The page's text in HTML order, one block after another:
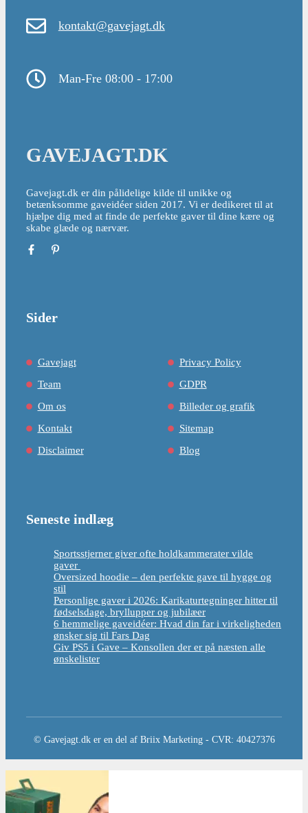
kontakt@gavejagt.dk
Man-Fre 08:00 - 17:00
GAVEJAGT.DK
Gavejagt.dk er din pålidelige kilde til unikke og
betænksomme gaveidéer siden 2017. Vi er dedikeret til at
hjælpe dig med at finde de perfekte gaver til dine kære og
skabe glæde og nærvær.
Sider
Gavejagt
Team
Om os
Kontakt
Disclaimer
Privacy Policy
GDPR
Billeder og grafik
Sitemap
Blog
Seneste indlæg
Sportsstjerner giver ofte holdkammerater vilde
gaver
Oversized hoodie – den perfekte gave til hygge og
stil
Personlige gaver i 2026: Karikaturtegninger hitter til
fødselsdage, bryllupper og jubilæer
6 hemmelige gaveidéer: Hvad din far i virkeligheden
ønsker sig til Fars Dag
Giv PS5 i Gave – Konsollen der er på næsten alle
ønskelister
© Gavejagt.dk er en del af Briix Marketing - CVR: 40427376